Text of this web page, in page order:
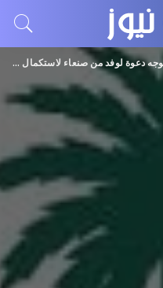
لوفد من صنعاء لاستكمال اللقاءات بناء على مبادرة 2021